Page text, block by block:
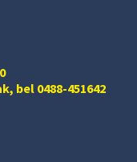
bel 0488-451642